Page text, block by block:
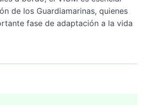
de los Guardiamarinas, quienes
fase de adaptación a la vida